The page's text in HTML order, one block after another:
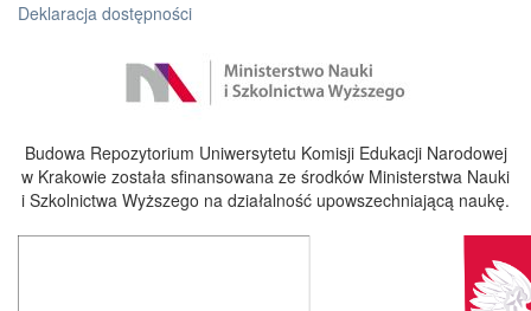
Deklaracja dostępności
Budowa Repozytorium Uniwersytetu Komisji Edukacji Narodowej
w Krakowie została sfinansowana ze środków Ministerstwa Nauki
i Szkolnictwa Wyższego na działalność upowszechniającą naukę.